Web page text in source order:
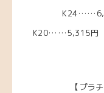
K20……5,315
【プラ